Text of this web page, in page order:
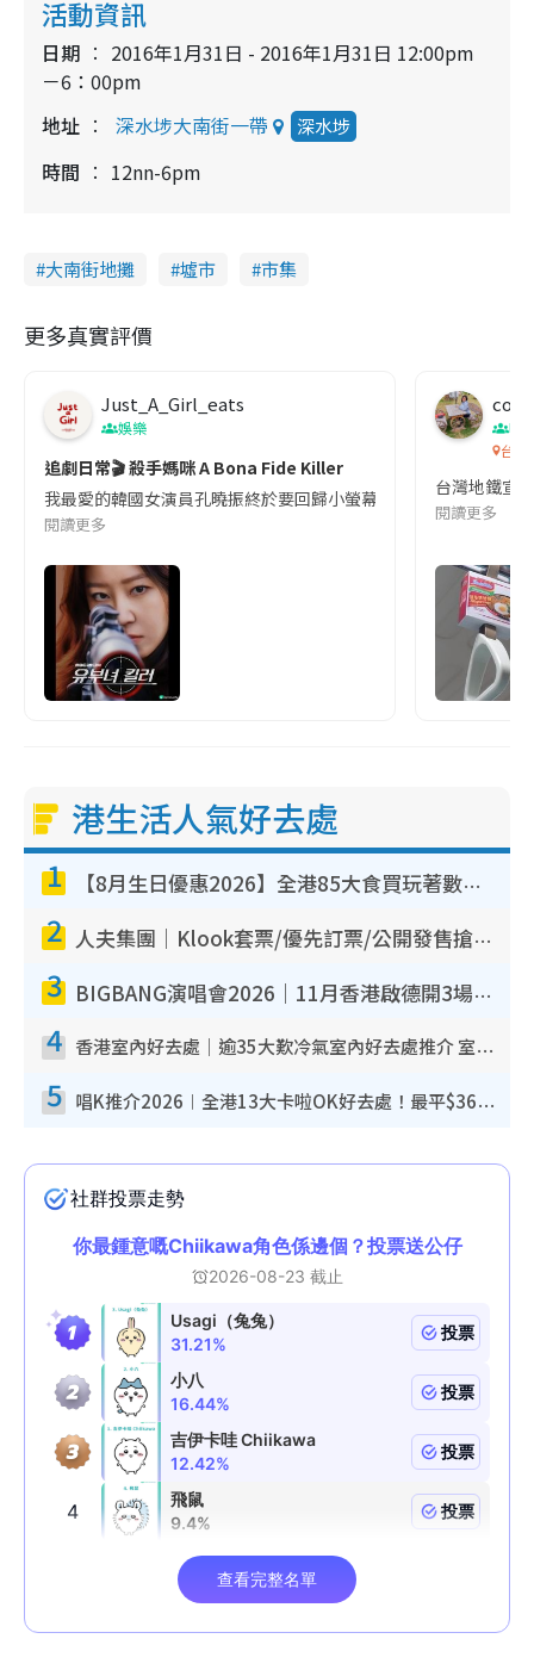
活動資訊
日期
2016年1月31日 - 2016年1月31日 12:00pm
－6：00pm
地址
深水埗大南街一帶 深水埗
時間 12nn-6pm
大南街地攤 墟市 市集
更多真實評價
Just_A_Girl_eats
娛樂
追劇日常🎬 殺手媽咪 A Bona Fide Killer
我最愛的韓國女演員孔曉振終於要回歸小螢幕啦!這次的劇本改編
閱讀更多
co
吹
台灣
台灣地鐵宣
閱讀更多
港生活人氣好去處
1 【8月生日優惠2026】全港85大食買玩著數攻略 自助餐/火鍋放題同行免費＋誠品/DONKI送現金券
2 人夫集團｜Klook套票/優先訂票/公開發售搶飛攻略！附票價.購票連結.場地座位表
3 BIGBANG演唱會2026｜11月香港啟德開3場！實名制VIP申請、優先購票攻略
4 香港室內好去處｜逾35大歎冷氣室內好去處推介 室內活動免費避雨無懼落雨
5 唱K推介2026︱全港13大卡啦OK好去處！最平$36起 日文K都有！(附地址+收費詳情)